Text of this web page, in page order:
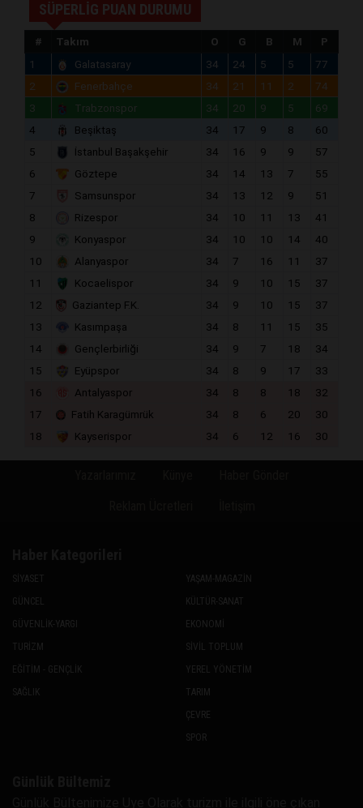
SÜPERLİG PUAN DURUMU
# Takım O G B M
P
1
Galatasaray 34 24 5 5
77
2
Fenerbahçe 34 21 11 2
74
3
Trabzonspor 34 20 9 5
69
4
Beşiktaş 34 17 9 8
60
5
İstanbul Başakşehir 34 16 9 9
57
6
Göztepe 34 14 13 7
55
7
Samsunspor 34 13 12 9
51
8
Rizespor 34 10 11 13
41
9
Konyaspor 34 10 10 14
40
10
Alanyaspor 34 7 16 11
37
11
Kocaelispor 34 9 10 15
37
12
Gaziantep F.K. 34 9 10 15
37
13
Kasımpaşa 34 8 11 15
35
14
Gençlerbirliği 34 9 7 18
34
15
Eyüpspor 34 8 9 17
33
16
Antalyaspor 34 8 8 18
32
17
Fatih Karagümrük 34 8 6 20
30
18
Kayserispor 34 6 12 16 30
SİYASET
GÜNCEL
GÜVENLİK-YARGI
TURİZM
EĞİTİM - GENÇLİK
SAĞLIK
YAŞAM-MAGAZİN
KÜLTÜR-SANAT
EKONOMİ
SİVİL TOPLUM
YEREL YÖNETİM
TARIM
ÇEVRE
SPOR